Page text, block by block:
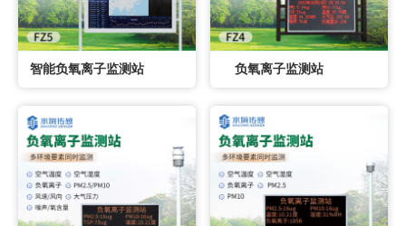
智能负氧离子监测站 负氧离子监测站